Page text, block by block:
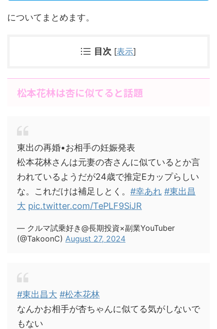
についてまとめます。
目次 [表示]
松本花林は杏に似てると話題
東出の再婚•お相手の妊娠発表
松本花林さんは元妻の杏さんに似ているとか言
われているようだが24歳で推定Eカップらしい
な。これだけは補足しとく。 #幸あれ #東出昌
大 pic.twitter.com/TePLF9SiJR
— クルマ試乗好き@長期投資×副業YouTuber
(@TakoonC) August 27, 2024
#東出昌大 #松本花林
なんかお相手が杏ちゃんに似てる気がしないで
もない